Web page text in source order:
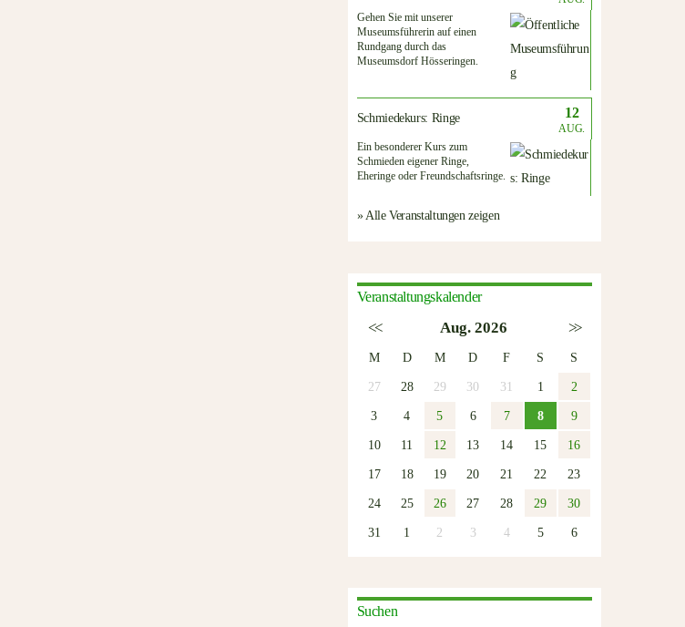
Gehen Sie mit unserer
Museumsführerin auf einen
Rundgang durch das
Museumsdorf Hösseringen.
Schmiedekurs: Ringe 12
AUG.
Ein besonderer Kurs zum
Schmieden eigener Ringe,
Eheringe oder Freundschaftsringe.
» Alle Veranstaltungen zeigen
Veranstaltungskalender
<< Aug. 2026 >>
M D M D F S
S
27
28 29 30 31 1
2
3
4 5 6 7 8
9
10
11 12 13 14 15
16
17
18 19 20 21 22
23
24
25 26 27 28 29
30
31
1 2 3 4 5 6
Suchen